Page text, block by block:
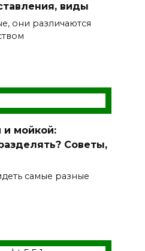
виды
они различаются
и мойкой:
Советы,
самые разные